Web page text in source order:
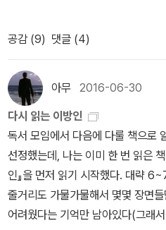
리하여 짤막하고도 요란스러운소
이다. 나는 땀과 태양을 떨쳐버렸다.
았다. 그때 나는 그 굳어진 몸뚱이
이, 보이지도 않게 들어박혔다. 그것
린 네 번의 짧은 노크소리와도 같은
지 못하고 오히려 원망하고 있었다.
른 게 없다는 것, 조금도 다른 게 없
고 싶었다. 그러나 그러한 모든 것
고 또 귀찮기도 해서 단념하고 말
한 표정으로 내가 한 행동을 후회하
사상의 현대성에 관한 시론) (츠베
성사 / 169쪽) (2017-51) 손석희
508쪽) (2017-53) 여덟 단어 (
17-54) 남한산성 (김훈 / 학고재
절반은 굶주리는가 (장 지글러 /
17-56) 동물원에 가기 (알랭드보
생명이 있는 것은 다 아름답다 ()
-58) 보다 (김영하의 인사이트 아
2쪽) ​(2017-59) 에드워드 호퍼
곤 / 마로니에북스 / 96쪽)
것을 느꼈다. 가로동은 젖은 보도
두고, 빛나는 머리털, 웃음을 딘 얼
는 것이었다. 조금 뒤에 전차들이
나무들과 가로등 위에 내려 앉게 되
이 없어지고, 마침내 다시 쓸쓸해진
가는 시각이 되었다. 그때에야 나는
했다. 오랫동안 의자 등받이에 턱을
다. 나는빵과 밀가루 식료품을 사가
선 채로 먹었다. 창 앞으로 가서 담
서늘해서 좀 추웠다. 나는 창문을 닫
속에 알코올 램프와 빵조각이 나란
그래서 내가 여태껏 기억하고 있는
의 번역은 개정 전과 후의 차이가 상
을 움켜잡았다. 기쁨과 분노가 뒤섞
에게 마음속을 송두리째 쏟아부었
도군, 안 그래? 그러나 그의 신념이
만도 못해. 그는 죽은 사람처럼 살고
확신조차 없는 셈이지. 나를 보면 맨
나 자신에 대한, 모든 것에 대한 확
어. 나의 삶에 대한, 닥쳐올 그 죽음
이것밖에 없어. 그러나 적어도 나는
진리가 나를 붙들고 놓지 않는 것
공감 (9) 댓글 (4)
아무 2016-06-30
다시 읽는 이방인
독서 모임에서 다음에 다룰 책으로
선정했는데, 나는 이미 한 번 읽은
인』을 먼저 읽기 시작했다. 대략
줄거리도 가물가물해서 몇몇 장면
어려웠다는 기억만 남아있다(그래서